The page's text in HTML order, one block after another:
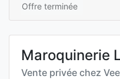
Offre terminée
Maroquinerie
Vente privée chez